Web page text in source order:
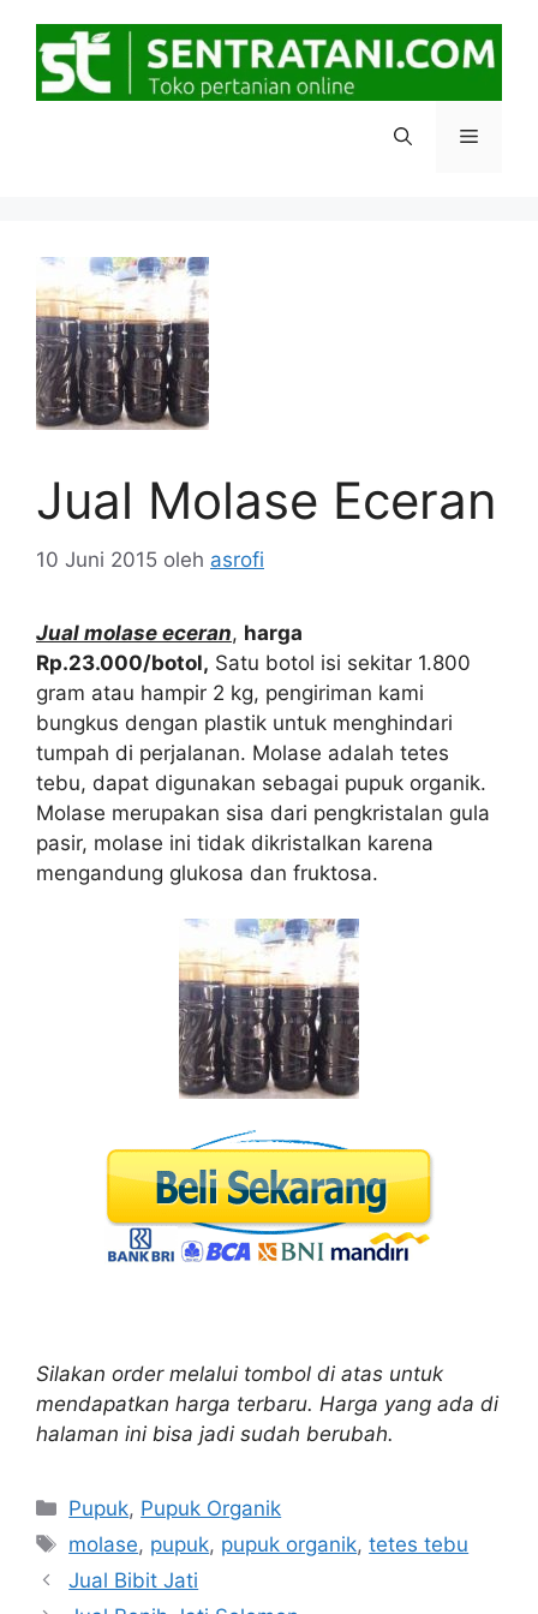
Menu
Jual Molase Eceran
10 Juni 2015 oleh asrofi
Jual molase eceran, harga
Rp.23.000/botol, Satu botol isi sekitar 1.800
gram atau hampir 2 kg, pengiriman kami
bungkus dengan plastik untuk menghindari
tumpah di perjalanan. Molase adalah tetes
tebu, dapat digunakan sebagai pupuk organik.
Molase merupakan sisa dari pengkristalan gula
pasir, molase ini tidak dikristalkan karena
mengandung glukosa dan fruktosa.
Silakan order melalui tombol di atas untuk
mendapatkan harga terbaru. Harga yang ada di
halaman ini bisa jadi sudah berubah.
Kategori
Pupuk, Pupuk Organik
Tag
molase, pupuk, pupuk organik,tetes tebu
Jual Bibit Jati